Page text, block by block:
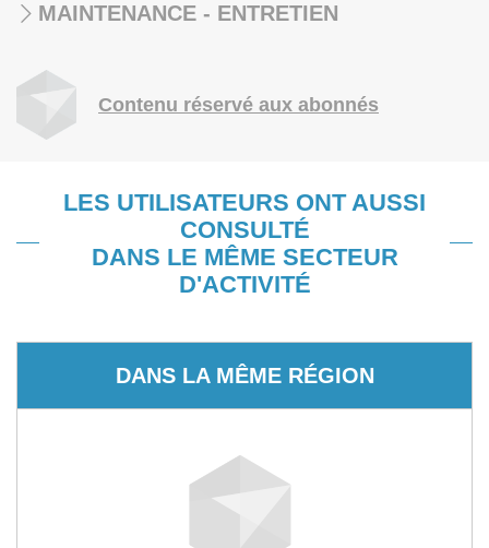
MAINTENANCE - ENTRETIEN
Contenu réservé aux abonnés
LES UTILISATEURS ONT AUSSI
CONSULTÉ
DANS LE MÊME SECTEUR
D'ACTIVITÉ
DANS LA MÊME RÉGION